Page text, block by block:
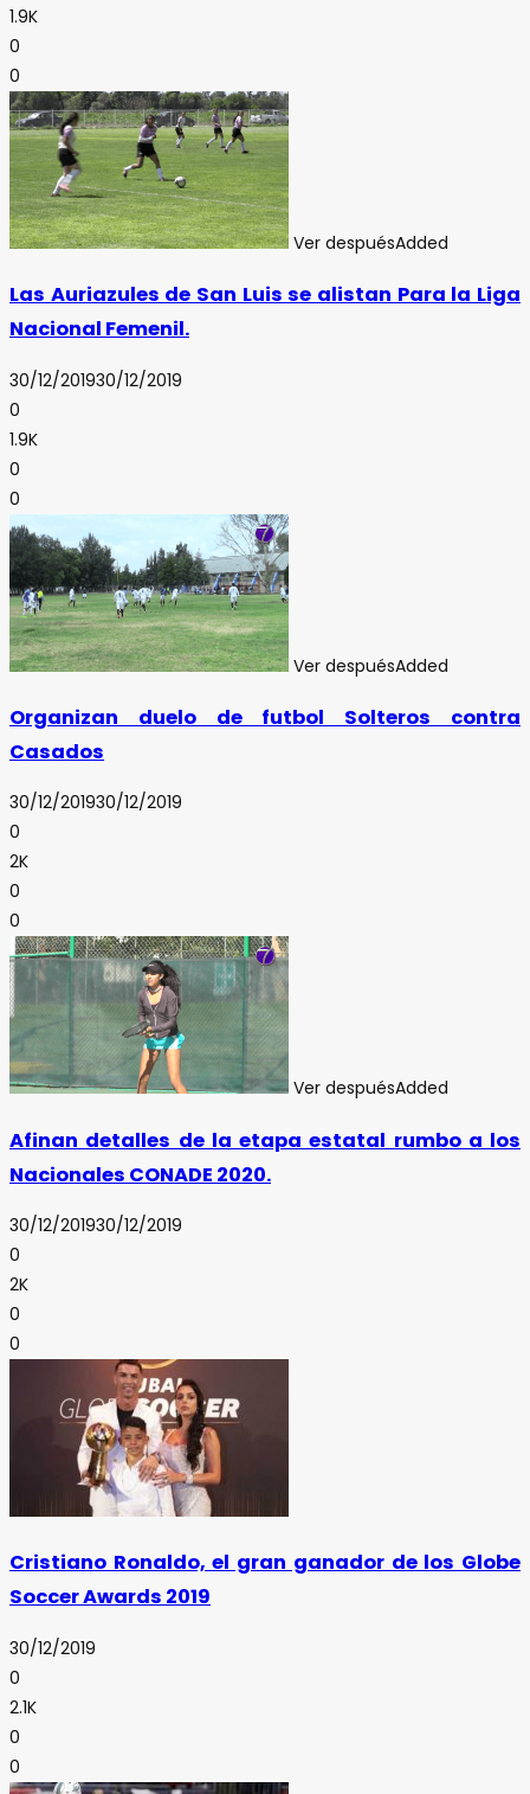
1.9K
0
0
Ver despuésAdded
Las Auriazules de San Luis se alistan Para la Liga
Nacional Femenil.
30/12/201930/12/2019
0
1.9K
0
0
Ver despuésAdded
Organizan duelo de futbol Solteros contra
Casados
30/12/201930/12/2019
0
2K
0
0
Ver despuésAdded
Afinan detalles de la etapa estatal rumbo a los
Nacionales CONADE 2020.
30/12/201930/12/2019
0
2K
0
0
Cristiano Ronaldo, el gran ganador de los Globe
Soccer Awards 2019
30/12/2019
0
2.1K
0
0